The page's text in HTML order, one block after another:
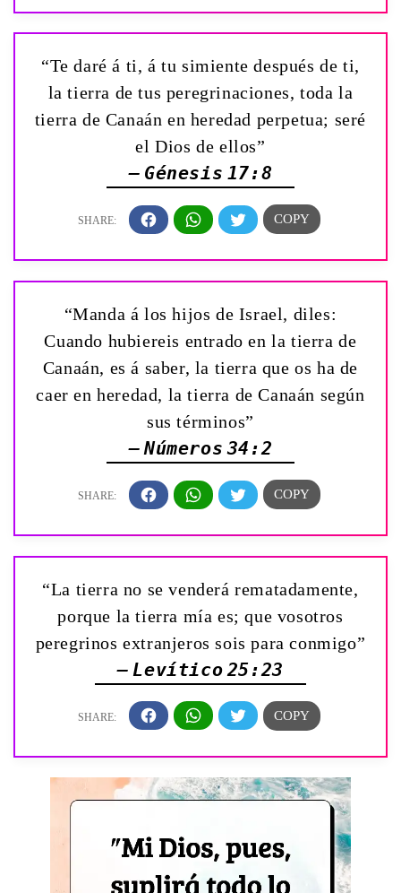
“Te daré á ti, á tu simiente después de ti,
la tierra de tus peregrinaciones, toda la
tierra de Canaán en heredad perpetua; seré
el Dios de ellos”
— Génesis 17:8
“Manda á los hijos de Israel, diles:
Cuando hubiereis entrado en la tierra de
Canaán, es á saber, la tierra que os ha de
caer en heredad, la tierra de Canaán según
sus términos”
— Números 34:2
“La tierra no se venderá rematadamente,
porque la tierra mía es; que vosotros
peregrinos extranjeros sois para conmigo”
— Levítico 25:23